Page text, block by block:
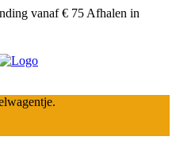
vanaf € 75 Afhalen in